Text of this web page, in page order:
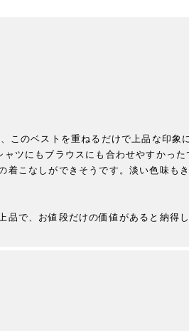
このベストを重ねるだけで上品な印象
ツにもブラウスにも合わせやすかっ
こなしができそうです。淡い色味も